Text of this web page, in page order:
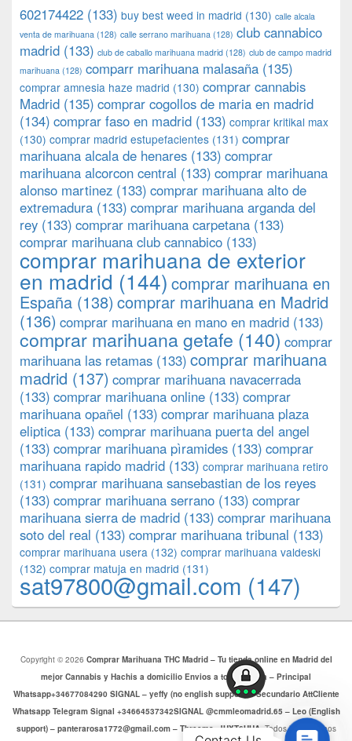
602174422 (133) buy best weed in madrid (130) calle alcala
venta de marihuana (128) calle serrano marihuana (128) club cannabico
madrid (133) club de caballo marihuana madrid (128) club de campo madrid
marihuana (128) comparr marihuana malasaña (135)
comprar amnesia haze madrid (130) comprar cannabis
Madrid (135) comprar cogollos de maria en madrid
(134) comprar faso en madrid (133) comprar kritikal max
(130) comprar madrid estupefacientes (131) comprar
marihuana alcala de henares (133) comprar
marihuana alcorcon central (133) comprar marihuana
alonso martinez (133) comprar marihuana alto de
extremadura (133) comprar marihuana arganda del
rey (133) comprar marihuana carpetana (133)
comprar marihuana club cannabico (133)
comprar marihuana de exterior
en madrid (144) comprar marihuana en
España (138) comprar marihuana en Madrid
(136) comprar marihuana en mano en madrid (133)
comprar marihuana getafe (140) comprar
marihuana las retamas (133) comprar marihuana
madrid (137) comprar marihuana navacerrada
(133) comprar marihuana online (133) comprar
marihuana opañel (133) comprar marihuana plaza
eliptica (133) comprar marihuana puerta del angel
(133) comprar marihuana pìramides (133) comprar
marihuana rapido madrid (133) comprar marihuana retiro
(131) comprar marihuana sansebastian de los reyes
(133) comprar marihuana serrano (133) comprar
marihuana sierra de madrid (133) comprar marihuana
soto del real (133) comprar marihuana tribunal (133)
comprar marihuana usera (132) comprar marihuana valdeski
(132) comprar matuja en madrid (131)
sat97800@gmail.com (147)
Copyright © 2026 Comprar Marihuana THC Madrid – Tu tienda online en Madrid del
mejor Cannabis y Hachis a domicilio Envios a toda Europa – Principal
Whatsapp+34677084290 SIGNAL – yeffy (no english support) – Secundario AttCliente
Whatsapp Telegram Signal +34664537342SIGNAL @cmmleomadrid.65 – Leo (English
support) – panterarosa1772@gmail.com – Threema: JHXT6HHA. Todos los Derechos